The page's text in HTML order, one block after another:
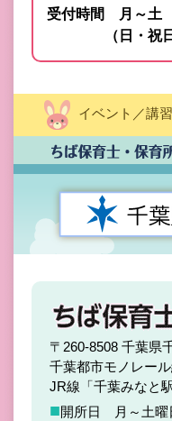
受付時間 月～土
（日・祝日及
イベント／講
〒260-8508 千葉県
千葉都市モノレー
JR線「千葉みなと
■開所日 月～土曜